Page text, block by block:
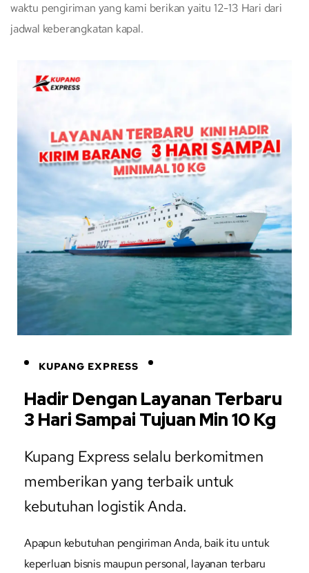
waktu pengiriman yang kami berikan yaitu 12-13 Hari dari
jadwal keberangkatan kapal.
KUPANG EXPRESS
Hadir Dengan Layanan Terbaru
3 Hari Sampai Tujuan Min 10 Kg
Kupang Express selalu berkomitmen
memberikan yang terbaik untuk
kebutuhan logistik Anda.
Apapun kebutuhan pengiriman Anda, baik itu untuk
keperluan bisnis maupun personal, layanan terbaru